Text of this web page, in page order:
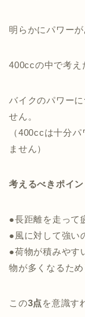
明らかにパワー
400ccの中で考え
バイクのパワー
せん。
（400ccは十分
ません）
考えるべきポイン
●長距離を走って
●風に対して強い
●荷物が積みやす
物が多くなるため
この3点を意識す